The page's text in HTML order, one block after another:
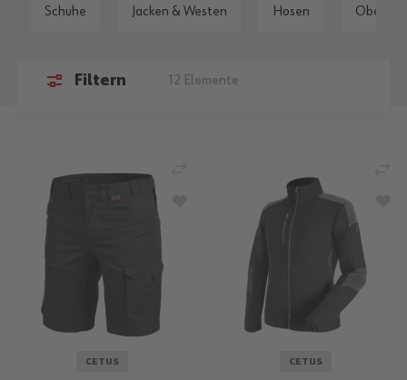
Schuhe Jacken & Westen Hosen
Filtern 12 Elemente
CETUS
ZUR WUNSCHLISTE HINZUFÜGEN
CETUS